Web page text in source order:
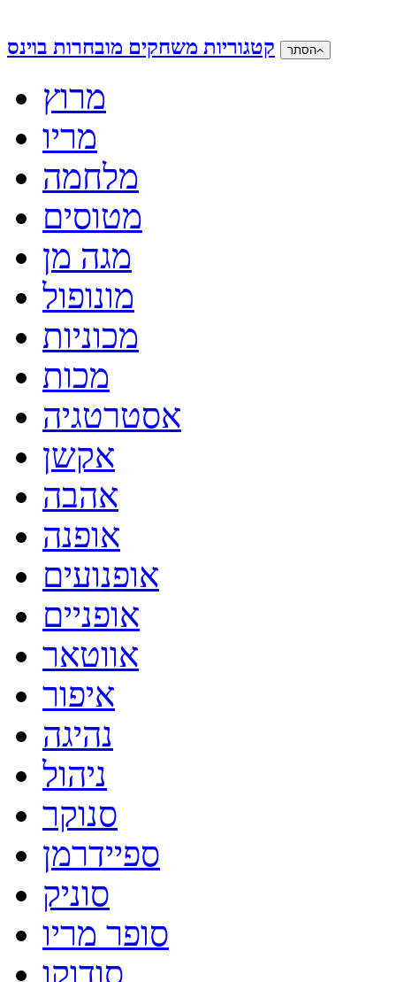
קטגוריות משחקים מובחרות בוינס הסתר
מרוץ
מריו
מלחמה
מטוסים
מגה מן
מונופול
מכוניות
מכות
אסטרטגיה
אקשן
אהבה
אופנה
אופנועים
אופניים
אווטאר
איפור
נהיגה
ניהול
סנוקר
ספיידרמן
סוניק
סופר מריו
סודוקו